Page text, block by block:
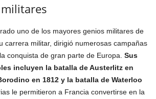
uno de los mayores genios militares de
carrera militar, dirigió numerosas campañas
conquista de gran parte de Europa. Sus
incluyen la batalla de Austerlitz en
en 1812 y la batalla de Waterloo
le permitieron a Francia convertirse en la